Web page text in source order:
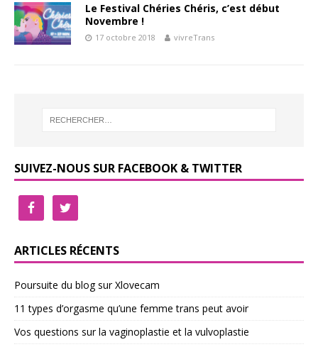
Le Festival Chéries Chéris, c’est début
Novembre !
17 octobre 2018 vivreTrans
SUIVEZ-NOUS SUR FACEBOOK & TWITTER
ARTICLES RÉCENTS
Poursuite du blog sur Xlovecam
11 types d’orgasme qu’une femme trans peut avoir
Vos questions sur la vaginoplastie et la vulvoplastie